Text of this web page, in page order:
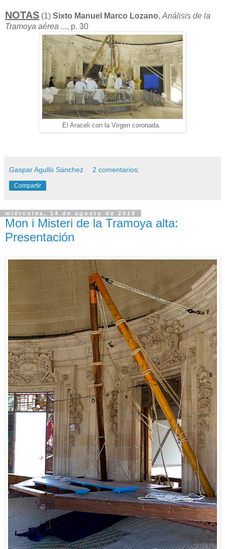
NOTAS (1) Sixto Manuel Marco Lozano, Análisis de la
Tramoya aérea ..., p. 30
El Araceli con la Virgen coronada.
Gaspar Agulló Sánchez 2 comentarios:
Compartir
miércoles, 14 de agosto de 2019
Mon i Misteri de la Tramoya alta:
Presentación